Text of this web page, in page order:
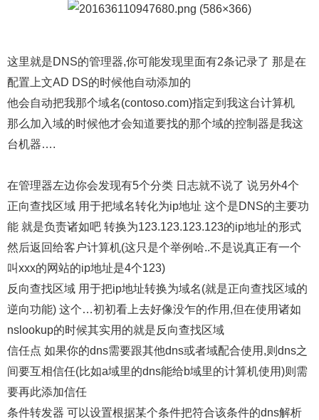
这里就是DNS的管理器,你可能发现里面有2条记录了 那是在
配置上文AD DS的时候他自动添加的
他会自动把我那个域名(contoso.com)指定到我这台计算机
那么加入域的时候他才会知道要找的那个域的控制器是我这
台机器….
在管理器左边你会发现有5个分类 日志就不说了 说另外4个
正向查找区域 用于把域名转化为ip地址 这个是DNS的主要功
能 就是负责诸如吧 转换为123.123.123.123的ip地址的形式
然后返回给客户计算机(这只是个举例哈..不是说真正有一个
叫xxx的网站的ip地址是4个123)
反向查找区域 用于把ip地址转换为域名(就是正向查找区域的
逆向功能) 这个…初初看上去好像没乍的作用,但在使用诸如
nslookup的时候其实用的就是反向查找区域
信任点 如果你的dns需要跟其他dns或者域配合使用,则dns之
间要互相信任(比如a域里的dns能给b域里的计算机使用)则需
要再此添加信任
条件转发器 可以设置根据某个条件把符合该条件的dns解析